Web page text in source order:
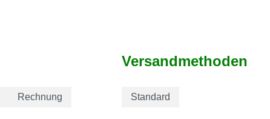
Rechnung
Versandmethoden
Standard